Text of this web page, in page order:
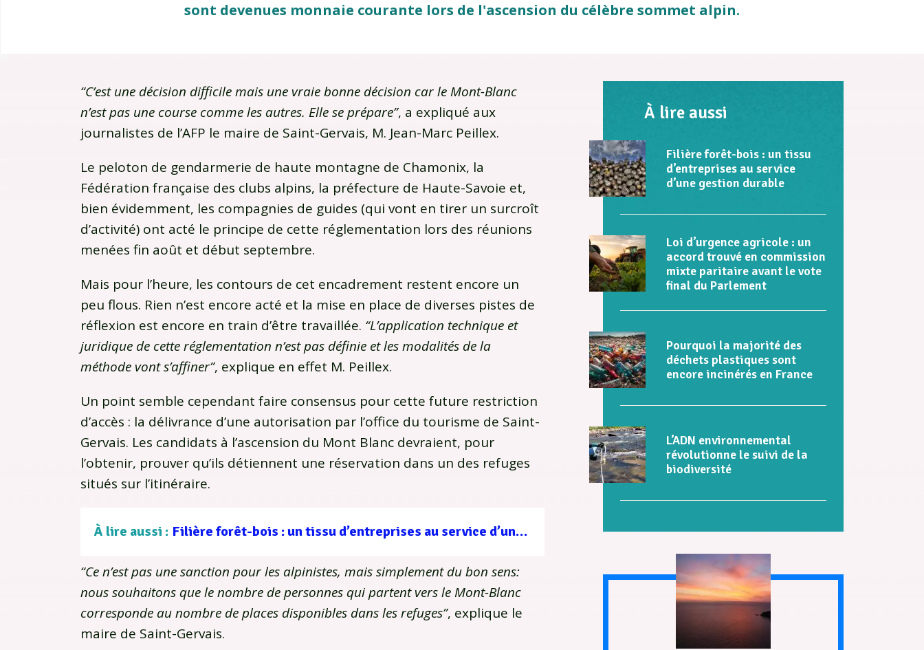
sont devenues monnaie courante lors de l'ascension du célèbre sommet alpin.
“C’est une décision difficile mais une vraie bonne décision car le Mont-Blanc
n’est pas une course comme les autres. Elle se prépare”, a expliqué aux
journalistes de l’AFP le maire de Saint-Gervais, M. Jean-Marc Peillex.
Le peloton de gendarmerie de haute montagne de Chamonix, la
Fédération française des clubs alpins, la préfecture de Haute-Savoie et,
bien évidemment, les compagnies de guides (qui vont en tirer un surcroît
d’activité) ont acté le principe de cette réglementation lors des réunions
menées fin août et début septembre.
Mais pour l’heure, les contours de cet encadrement restent encore un
peu flous. Rien n’est encore acté et la mise en place de diverses pistes de
réflexion est encore en train d’être travaillée. “L’application technique et
juridique de cette réglementation n’est pas définie et les modalités de la
méthode vont s’affiner”, explique en effet M. Peillex.
Un point semble cependant faire consensus pour cette future restriction
d’accès : la délivrance d’une autorisation par l’office du tourisme de Saint-
Gervais. Les candidats à l’ascension du Mont Blanc devraient, pour
l’obtenir, prouver qu’ils détiennent une réservation dans un des refuges
situés sur l’itinéraire.
À lire aussi : Filière forêt-bois : un tissu d’entreprises au service d’une gestion durable
“Ce n’est pas une sanction pour les alpinistes, mais simplement du bon sens:
nous souhaitons que le nombre de personnes qui partent vers le Mont-Blanc
corresponde au nombre de places disponibles dans les refuges”, explique le
maire de Saint-Gervais.
À lire aussi
Filière forêt-bois : un tissu
d’entreprises au service
d’une gestion durable
Loi d’urgence agricole : un
accord trouvé en commission
mixte paritaire avant le vote
final du Parlement
Pourquoi la majorité des
déchets plastiques sont
encore incinérés en France
L’ADN environnemental
révolutionne le suivi de la
biodiversité